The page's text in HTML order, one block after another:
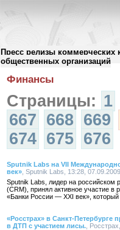
Пресс релизы коммерческих
общественных организаций
Архив пресс-релизов//
Финансы
Страницы: 1
667 668 669
674 675 676
Sputnik Labs на VII
век» , Sputnik Labs, 13:28, 07.09.2009
Sputnik Labs, лидер на российском
(CRM), принял активное участие в
«Банки России — XXI век»,
«Росстрах» в Санкт-Петербурге
в ДТП с участием лисы. ,